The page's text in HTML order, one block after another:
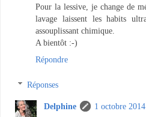
Pour la lessive, je change de
lavage laissent les habits
assouplissant chimique.
A bientôt :-)
Répondre
Réponses
Delphine
1 octobre